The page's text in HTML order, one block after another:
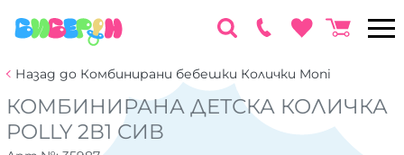
Назад до Комбинирани бебешки Колички Moni
КОМБИНИРАНА ДЕТСКА КОЛИЧКА
POLLY 2В1 СИВ